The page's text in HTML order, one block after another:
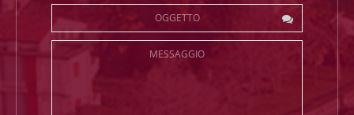
Oggetto
Messaggio